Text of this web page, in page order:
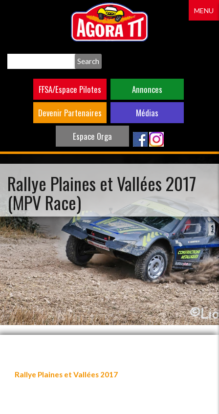
FFSA/Espace Pilotes
Annonces
Devenir Partenaires
Médias
Espace Orga
MENU
Rallye Plaines et Vallées 2017
(MPV Race)
Rallye Plaines et Vallées 2017